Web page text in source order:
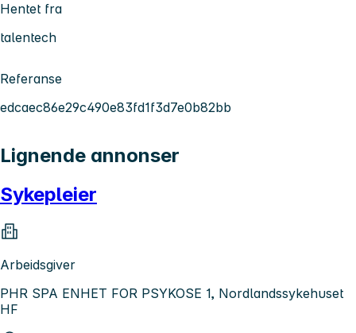
Hentet fra
talentech
Referanse
edcaec86e29c490e83fd1f3d7e0b82bb
Lignende annonser
Sykepleier
Arbeidsgiver
PHR SPA ENHET FOR PSYKOSE 1, Nordlandssykehuset
HF